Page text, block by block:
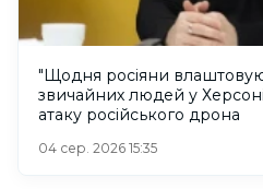
"Щодня росіяни
звичайних людей у
атаку російського дрона
04 сер. 2026 15:35